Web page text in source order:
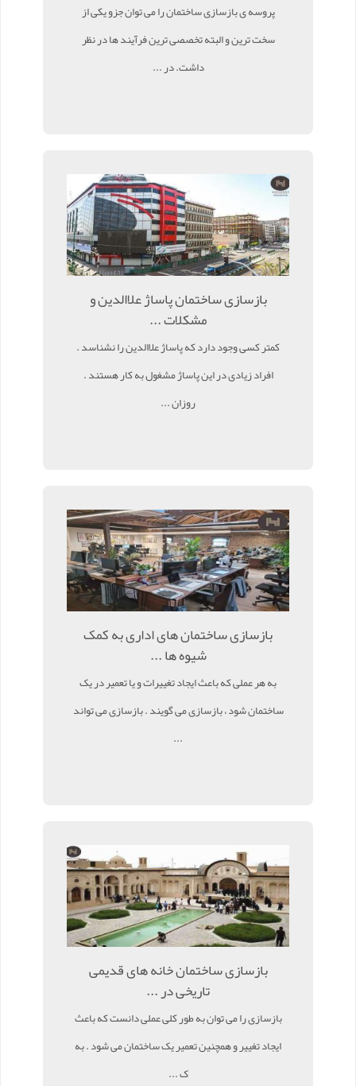
پروسه ی بازسازی ساختمان را می توان جزو یکی از
سخت ترین و البته تخصصی ترین فرآیند ها در نظر
داشت. در ...
بازسازی ساختمان پاساژ علاالدین و
مشکلات ...
کمتر کسی وجود دارد که پاساژ علاالدین را نشناسد .
افراد زیادی در این پاساژ مشغول به کار هستند .
روزان ...
بازسازی ساختمان های اداری به کمک
شیوه ها ...
به هر عملی که باعث ایجاد تغییرات و یا تعمیر در یک
ساختمان شود ، بازسازی می گویند . بازسازی می تواند
...
بازسازی ساختمان خانه های قدیمی
تاریخی در ...
بازسازی را می توان به طور کلی عملی دانست که باعث
ایجاد تغییر و همچنین تعمیر یک ساختمان می شود . به
ک ...